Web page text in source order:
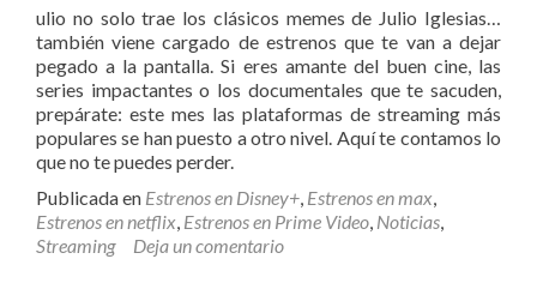
ulio no solo trae los clásicos memes de Julio Iglesias…
también viene cargado de estrenos que te van a dejar
pegado a la pantalla. Si eres amante del buen cine, las
series impactantes o los documentales que te sacuden,
prepárate: este mes las plataformas de streaming más
populares se han puesto a otro nivel. Aquí te contamos lo
que no te puedes perder.
Publicada en Estrenos en Disney+, Estrenos en max,
Estrenos en netflix, Estrenos en Prime Video, Noticias,
Streaming
Deja un comentario